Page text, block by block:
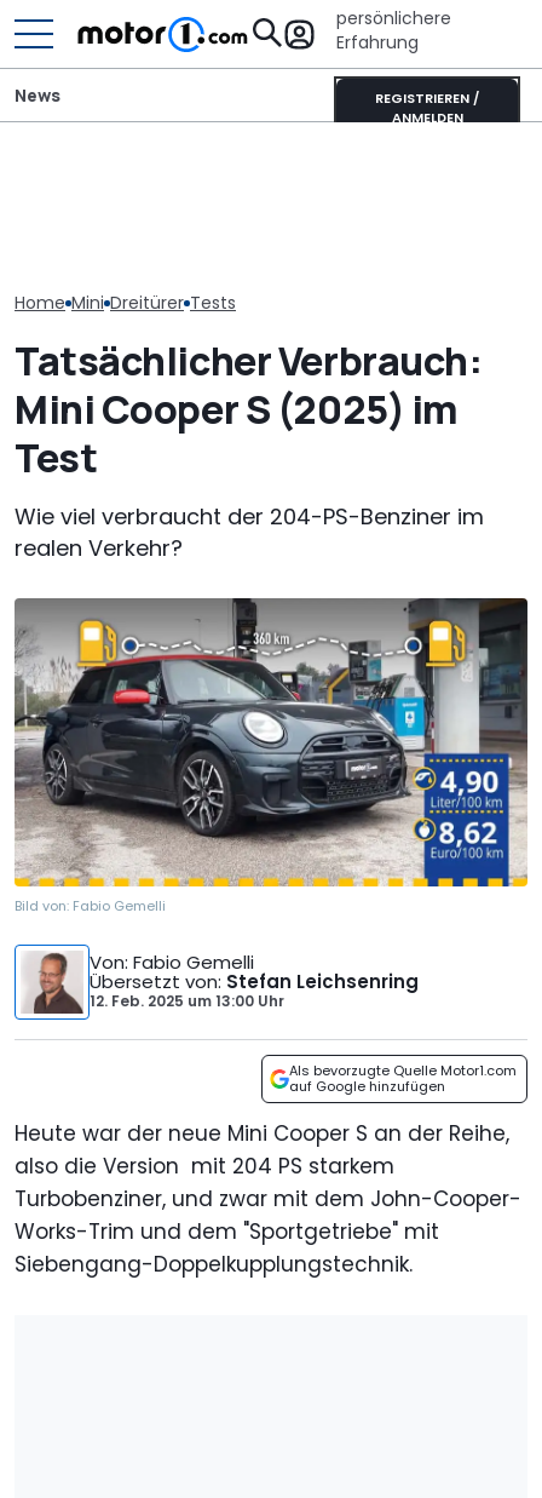
persönlichere
Erfahrung
REGISTRIEREN /
ANMELDEN
News
Home Mini Dreitürer Tests
Tatsächlicher Verbrauch:
Mini Cooper S (2025) im
Test
Wie viel verbraucht der 204-PS-Benziner im
realen Verkehr?
Bild von: Fabio Gemelli
Von: Fabio Gemelli
Übersetzt von: Stefan Leichsenring
12. Feb. 2025 um13:00 Uhr
Als bevorzugte Quelle Motor1.com
auf Google hinzufügen
Heute war der neue Mini Cooper S an der Reihe,
also die Version mit 204 PS starkem
Turbobenziner, und zwar mit dem John-Cooper-
Works-Trim und dem "Sportgetriebe" mit
Siebengang-Doppelkupplungstechnik.